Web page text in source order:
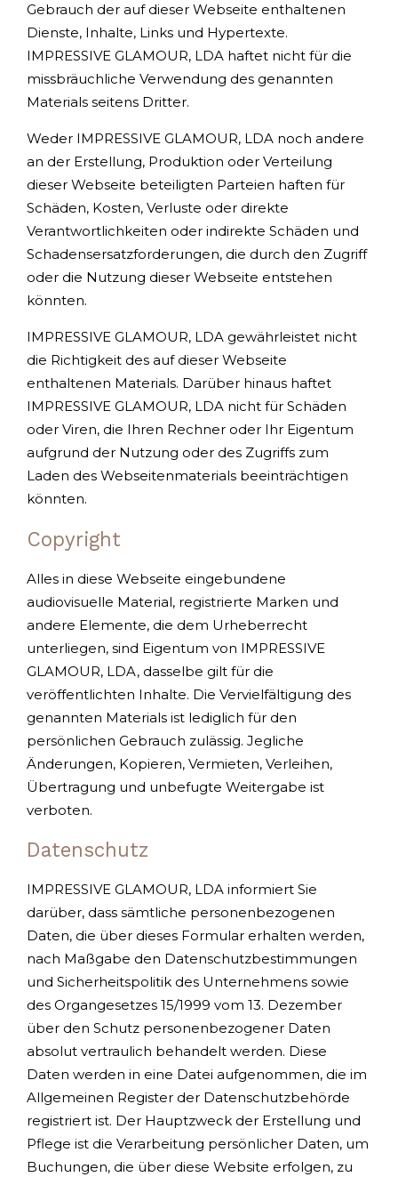
Gebrauch der auf dieser Webseite enthaltenen
Dienste, Inhalte, Links und Hypertexte.
IMPRESSIVE GLAMOUR, LDA haftet nicht für die
missbräuchliche Verwendung des genannten
Materials seitens Dritter.
Weder IMPRESSIVE GLAMOUR, LDA noch andere
an der Erstellung, Produktion oder Verteilung
dieser Webseite beteiligten Parteien haften für
Schäden, Kosten, Verluste oder direkte
Verantwortlichkeiten oder indirekte Schäden und
Schadensersatzforderungen, die durch den Zugriff
oder die Nutzung dieser Webseite entstehen
könnten.
IMPRESSIVE GLAMOUR, LDA gewährleistet nicht
die Richtigkeit des auf dieser Webseite
enthaltenen Materials. Darüber hinaus haftet
IMPRESSIVE GLAMOUR, LDA nicht für Schäden
oder Viren, die Ihren Rechner oder Ihr Eigentum
aufgrund der Nutzung oder des Zugriffs zum
Laden des Webseitenmaterials beeinträchtigen
könnten.
Copyright
Alles in diese Webseite eingebundene
audiovisuelle Material, registrierte Marken und
andere Elemente, die dem Urheberrecht
unterliegen, sind Eigentum von IMPRESSIVE
GLAMOUR, LDA, dasselbe gilt für die
veröffentlichten Inhalte. Die Vervielfältigung des
genannten Materials ist lediglich für den
persönlichen Gebrauch zulässig. Jegliche
Änderungen, Kopieren, Vermieten, Verleihen,
Übertragung und unbefugte Weitergabe ist
verboten.
Datenschutz
IMPRESSIVE GLAMOUR, LDA informiert Sie
darüber, dass sämtliche personenbezogenen
Daten, die über dieses Formular erhalten werden,
nach Maßgabe den Datenschutzbestimmungen
und Sicherheitspolitik des Unternehmens sowie
des Organgesetzes 15/1999 vom 13. Dezember
über den Schutz personenbezogener Daten
absolut vertraulich behandelt werden. Diese
Daten werden in eine Datei aufgenommen, die im
Allgemeinen Register der Datenschutzbehörde
registriert ist. Der Hauptzweck der Erstellung und
Pflege ist die Verarbeitung persönlicher Daten, um
Buchungen, die über diese Website erfolgen, zu